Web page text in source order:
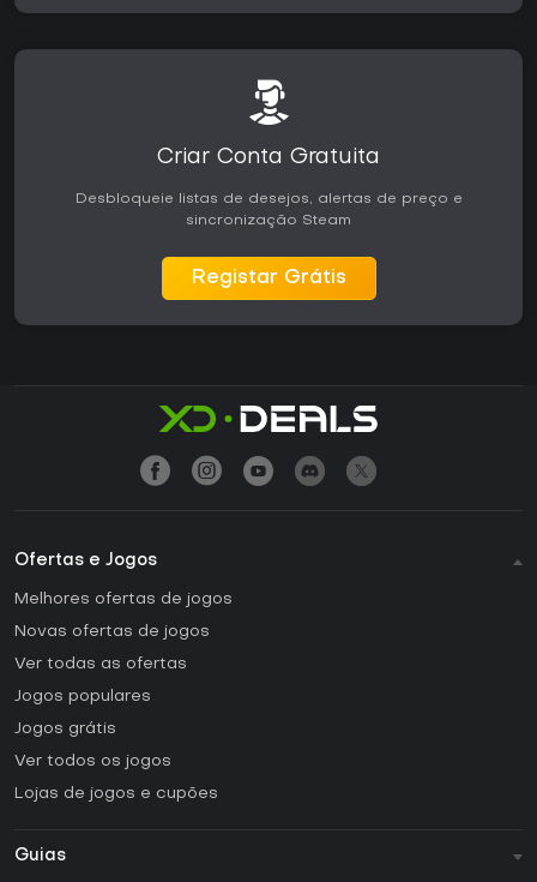
Criar Conta Gratuita
Desbloqueie listas de desejos, alertas de preço e
sincronização Steam
Registar Grátis
Ofertas e Jogos
Melhores ofertas de jogos
Novas ofertas de jogos
Ver todas as ofertas
Jogos populares
Jogos grátis
Ver todos os jogos
Lojas de jogos e cupões
Guias